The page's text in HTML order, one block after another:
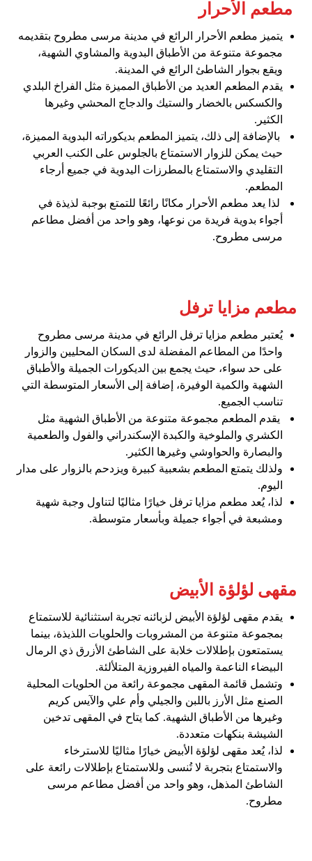
مطعم الأحرار
يتميز مطعم الأحرار الرائع في مدينة مرسى مطروح بتقديمه
مجموعة متنوعة من الأطباق البدوية والمشاوي الشهية،
ويقع بجوار الشاطئ الرائع في المدينة.
يقدم المطعم العديد من الأطباق المميزة مثل الفراخ البلدي
والكسكس بالخضار والستيك والدجاج المحشي وغيرها
الكثير.
بالإضافة إلى ذلك، يتميز المطعم بديكوراته البدوية المميزة،
حيث يمكن للزوار الاستمتاع بالجلوس على الكنب العربي
التقليدي والاستمتاع بالمطرزات اليدوية في جميع أرجاء
المطعم.
لذا يعد مطعم الأحرار مكانًا رائعًا للتمتع بوجبة لذيذة في
أجواء بدوية فريدة من نوعها، وهو واحد من أفضل مطاعم
مرسى مطروح.
مطعم مزايا ترفل
يُعتبر مطعم مزايا ترفل الرائع في مدينة مرسى مطروح
واحدًا من المطاعم المفضلة لدى السكان المحليين والزوار
على حد سواء، حيث يجمع بين الديكورات الجميلة والأطباق
الشهية والكمية الوفيرة، إضافة إلى الأسعار المتوسطة التي
تناسب الجميع.
يقدم المطعم مجموعة متنوعة من الأطباق الشهية مثل
الكشري والملوخية والكبدة الإسكندراني والفول والطعمية
والبصارة والحواوشي وغيرها الكثير.
ولذلك يتمتع المطعم بشعبية كبيرة ويزدحم بالزوار على مدار
اليوم.
لذا، يُعد مطعم مزايا ترفل خيارًا مثاليًا لتناول وجبة شهية
ومشبعة في أجواء جميلة وبأسعار متوسطة.
مقهى لؤلؤة الأبيض
يقدم مقهى لؤلؤة الأبيض لزبائنه تجربة استثنائية للاستمتاع
بمجموعة متنوعة من المشروبات والحلويات اللذيذة، بينما
يستمتعون بإطلالات خلابة على الشاطئ الأزرق ذي الرمال
البيضاء الناعمة والمياه الفيروزية المتلألئة.
وتشمل قائمة المقهى مجموعة رائعة من الحلويات المحلية
الصنع مثل الأرز باللبن والجيلي وأم علي والآيس كريم
وغيرها من الأطباق الشهية. كما يتاح في المقهى تدخين
الشيشة بنكهات متعددة.
لذا، يُعد مقهى لؤلؤة الأبيض خيارًا مثاليًا للاسترخاء
والاستمتاع بتجربة لا تُنسى وللاستمتاع بإطلالات رائعة على
الشاطئ المذهل، وهو واحد من أفضل مطاعم مرسى
مطروح.